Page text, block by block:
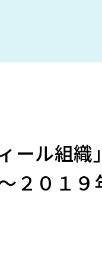
ール組
２０１９